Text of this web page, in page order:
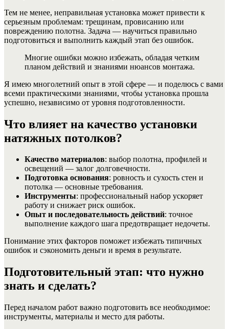
Тем не менее, неправильная установка может привести к
серьезным проблемам: трещинам, провисанию или
повреждению полотна. Задача — научиться правильно
подготовиться и выполнить каждый этап без ошибок.
Многие ошибки можно избежать, обладая четким
планом действий и знаниями нюансов монтажа.
Я имею многолетний опыт в этой сфере — и поделюсь с вами
всеми практическими знаниями, чтобы установка прошла
успешно, независимо от уровня подготовленности.
Что влияет на качество установки
натяжных потолков?
Качество материалов: выбор полотна, профилей и
освещений — залог долговечности.
Подготовка основания: ровность и сухость стен и
потолка — основные требования.
Инструменты: профессиональный набор ускоряет
работу и снижает риск ошибок.
Опыт и последовательность действий: точное
выполнение каждого шага предотвращает недочеты.
Понимание этих факторов поможет избежать типичных
ошибок и сэкономить деньги и время в результате.
Подготовительный этап: что нужно
знать и сделать?
Перед началом работ важно подготовить все необходимое:
инструменты, материалы и место для работы.